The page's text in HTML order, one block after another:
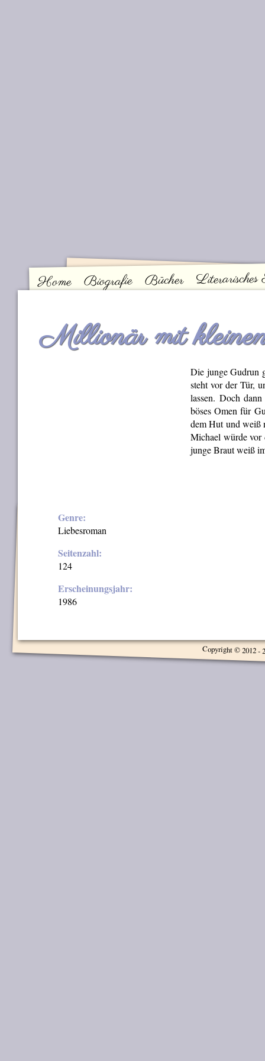
Hauptmenü
Home Biografie Bücher
Millionär mit
Die junge Gudrun
steht vor der Tür,
lassen. Doch
böses Omen für
dem Hut und weiß
Michael würde vor
junge Braut weiß
Genre:
Liebesroman
Seitenzahl:
124
Erscheinungsjahr:
1986
Copyright © 2012 -